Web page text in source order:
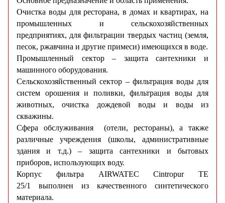
Очистка воды для ресторана, в домах и квартирах, на
промышленных и сельскохозяйственных
предприятиях, для фильтрации твердых частиц (земля,
песок, ржавчина и другие примеси) имеющихся в воде.
Промышленный сектор – защита сантехники и
машинного оборудования.
Сельскохозяйственный сектор – фильтрация воды для
систем орошения и поливки, фильтрация воды для
животных, очистка дождевой воды и воды из
скважины.
Сфера обслуживания (отели, рестораны), а также
различные учреждения (школы, административные
здания и т.д.) – защита сантехники и бытовых
приборов, использующих воду.
Корпус фильтра AIRWATEC Cintropur TE
25/1 выполнен из качественного синтетического
материала.